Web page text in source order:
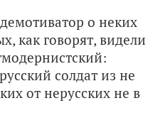
демотиватор о неких
как говорят, видели
солдат из не
от нерусских не в